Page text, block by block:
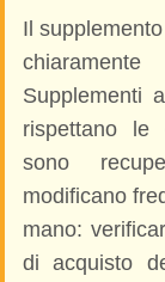
Il
Supplementi
rispettano le
sono
modificano
mano:
di acquisto